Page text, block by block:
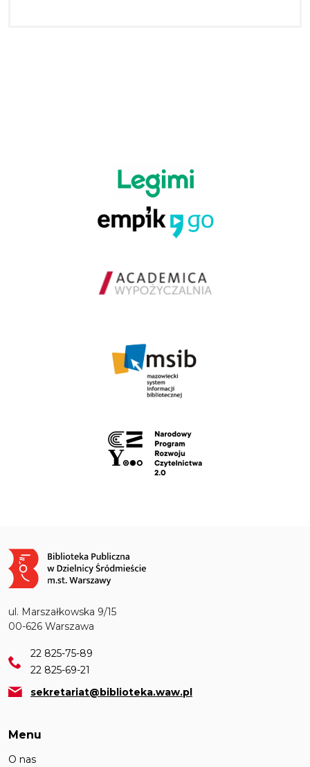
Obraz
ul. Marszałkowska 9/15
00-626 Warszawa
22 825-75-89
22 825-69-21
sekretariat@biblioteka.waw.pl
Menu
O nas